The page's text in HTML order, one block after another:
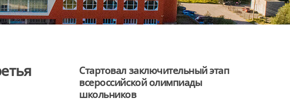
Стартовал заключительный этап
всероссийской олимпиады
школьников